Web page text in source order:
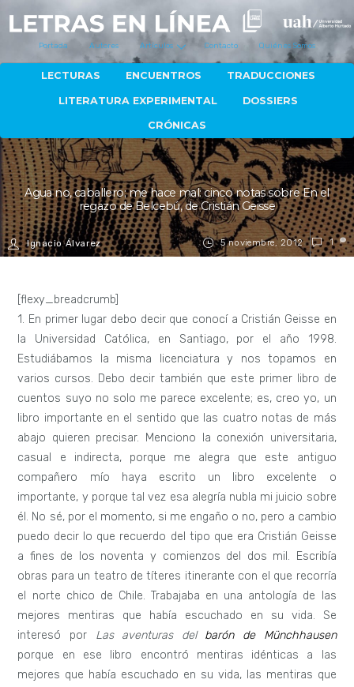
Portada Autores Artículos Contacto Quiénes Somos
LECTURAS ENCUENTROS TRADUCCIONES
LITERATURA EXPERIMENTAL DOSSIERS
CRÓNICAS
5 noviembre, 2012
Agua no, caballero; me hace mal: cinco notas sobre En el
regazo de Belcebú, de Cristián Geisse
Ignacio Álvarez 1
[flexy_breadcrumb]
1. En primer lugar debo decir que conocí a Cristián Geisse en
la Universidad Católica, en Santiago, por el año 1998.
Estudiábamos la misma licenciatura y nos topamos en
varios cursos. Debo decir también que este primer libro de
cuentos suyo no solo me parece excelente; es, creo yo, un
libro importante en el sentido que las cuatro notas de más
abajo quieren precisar. Menciono la conexión universitaria,
casual e indirecta, porque me alegra que este antiguo
compañero mío haya escrito un libro excelente o
importante, y porque tal vez esa alegría nubla mi juicio sobre
él. No sé, por el momento, si me engaño o no, pero a cambio
puedo decir lo que recuerdo del tipo que era Cristián Geisse
a fines de los noventa y comienzos del dos mil. Escribía
obras para un teatro de títeres itinerante con el que recorría
el norte chico de Chile. Trabajaba en una antología de las
mejores mentiras que había escuchado en su vida. Se
interesó por Las aventuras del barón de Münchhausen
porque en ese libro encontró mentiras idénticas a las
mejores que había escuchado en su vida, las mentiras que